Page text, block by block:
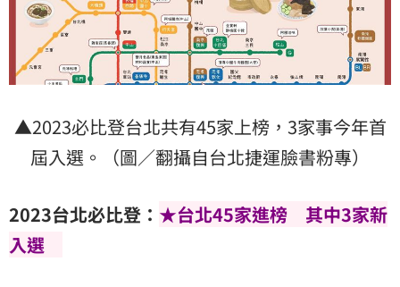
▲2023必比登台北共有45家上榜，3家事今年首
屆入選。（圖／翻攝自台北捷運臉書粉專）
2023台北必比登： ★台北45家進榜 其中3家新
入選